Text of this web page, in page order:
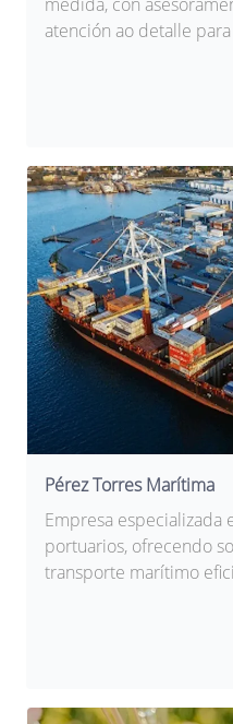
atención ao detalle
Pérez Torres Marítima
Empresa especializada
portuarios, ofrecendo
transporte marítimo